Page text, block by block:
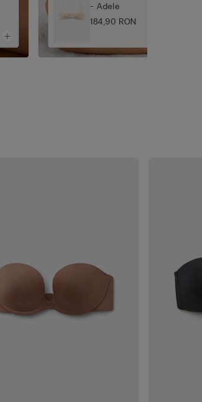
- Adele
184,90 RON